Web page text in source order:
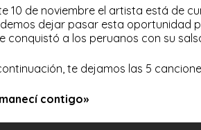
10 de noviembre el artista está de
dejar pasar esta oportunidad
conquistó a los peruanos con su
te dejamos las 5
contigo»